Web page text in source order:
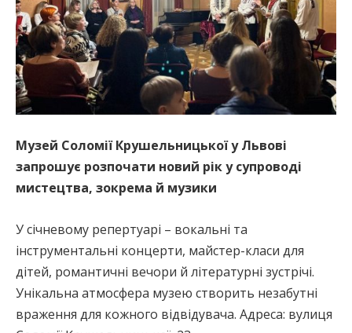
Музей Соломії Крушельницької у Львові
запрошує розпочати новий рік у супроводі
мистецтва, зокрема й музики
У січневому репертуарі – вокальні та
інструментальні концерти, майстер-класи для
дітей, романтичні вечори й літературні зустрічі.
Унікальна атмосфера музею створить незабутні
враження для кожного відвідувача. Адреса: вулиця